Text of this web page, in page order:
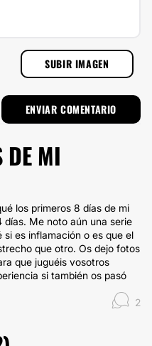
SUBIR IMAGEN
DE MI
los primeros 8 días de mi
días. Me noto aún una serie
es inflamación o es que el
que otro. Os dejo fotos
que juguéis vosotros
si también os pasó
2